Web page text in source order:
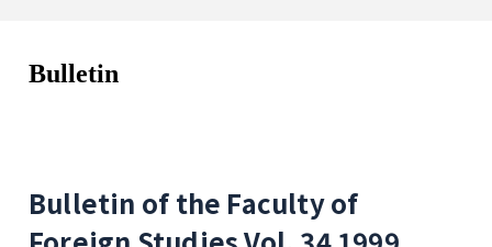
Bulletin
Bulletin of the Faculty of